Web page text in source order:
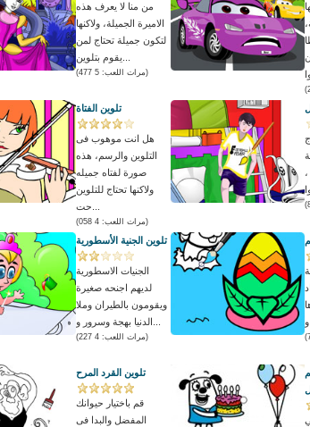
من منا لا يعرف هذه
الاميرة الجميلة، ولاكنها
لتكون جميلة تحتاج لمن
(مرات اللعب: 5 477)
تلوين الفتاة
هل انت موهوب فى
التلوين والرسم، هذه
صورة لفتاه جميله
ولاكنها تحتاج للتلوين
(مرات اللعب: 4 058)
تلوين الجنية الأسطورية
الجنيات الاسطورية
لديهم اجنحه صغيرة
ويقومون بالطيران وملا
(مرات اللعب: 4 227)
تلوين القرد المرح
قم باختيار حيوانك
المفضل والبدا فى